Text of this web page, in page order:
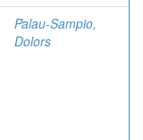
Palau-Sampio,
Dolors